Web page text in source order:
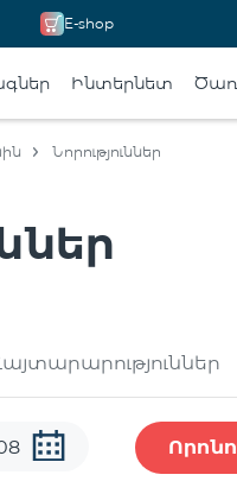
E-shop
Ինտերնետ
Նորություններ